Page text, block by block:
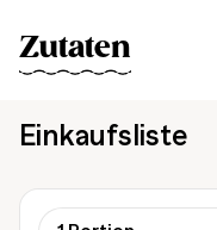
Zutaten